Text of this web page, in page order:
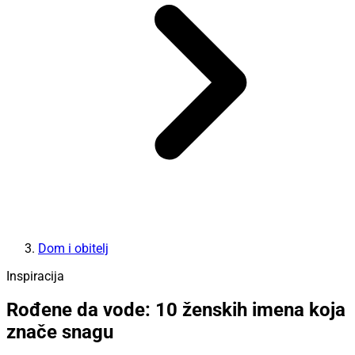
Dom i obitelj
Inspiracija
Rođene da vode: 10 ženskih imena koja
znače snagu